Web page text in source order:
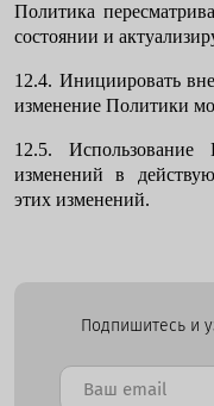
Политика
состоянии и
12.4. Инициировать
изменение Политики
12.5. Использование
изменений в
этих изменений.
Подпишитесь и